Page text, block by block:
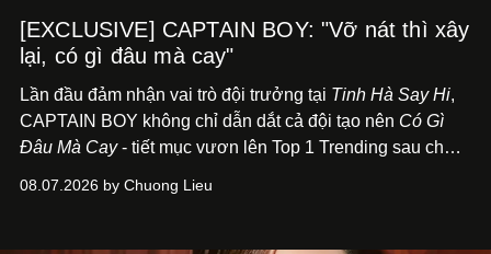
[EXCLUSIVE] CAPTAIN BOY: "Vỡ nát thì xây
lại, có gì đâu mà cay"
Lần đầu đảm nhận vai trò đội trưởng tại Tinh Hà Say Hi,
CAPTAIN BOY không chỉ dẫn dắt cả đội tạo nên Có Gì
Đâu Mà Cay- tiết mục vươn lên Top 1 Trending sau chưa
để lắng nghe, kết nối và tin tưởng đồng đội. Với nam
08.07.2026 by Chuong Lieu